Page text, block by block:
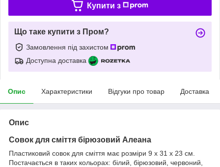
Купити з
Що таке купити з Пром?
Замовлення під захистом
Доступна доставка
Опис Характеристики Відгуки про товар Доставка
Опис
Совок для сміття бірюзовий Алеана
Пластиковий совок для сміття має розміри 9 x 31 x 23 см.
Постачається в таких кольорах: білий, бірюзовий, червоний,